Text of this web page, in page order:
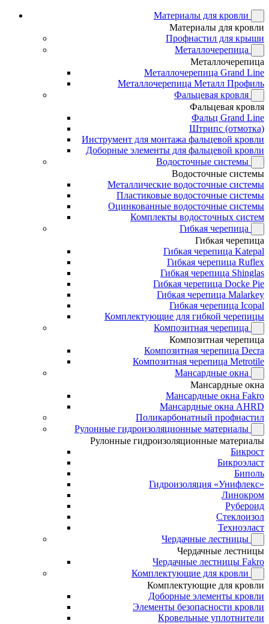
Материалы для кровли
Материалы для кровли
Профнастил для крыши
Металлочерепица
Металлочерепица
Металлочерепица Grand Line
Металлочерепица Металл Профиль
Фальцевая кровля
Фальцевая кровля
Фальц Grand Line
Штрипс (отмотка)
Инструмент для монтажа фальцевой кровли
Доборные элементы для фальцевой кровли
Водосточные системы
Водосточные системы
Металлические водосточные системы
Пластиковые водосточные системы
Оцинкованные водосточные системы
Комплекты водосточных систем
Гибкая черепица
Гибкая черепица
Гибкая черепица Katepal
Гибкая черепица Ruflex
Гибкая черепица Shinglas
Гибкая черепица Docke Pie
Гибкая черепица Malarkey
Гибкая черепица Icopal
Комплектующие для гибкой черепицы
Композитная черепица
Композитная черепица
Композитная черепица Decra
Композитная черепица Metrotile
Мансардные окна
Мансардные окна
Мансардные окна Fakro
Мансардные окна AHRD
Поликарбонатный профнастил
Рулонные гидроизоляционные материалы
Рулонные гидроизоляционные материалы
Бикрост
Бикроэласт
Биполь
Гидроизоляция «Унифлекс»
Линокром
Рубероид
Стеклоизол
Техноэласт
Чердачные лестницы
Чердачные лестницы
Чердачные лестницы Fakro
Комплектующие для кровли
Комплектующие для кровли
Доборные элементы кровли
Элементы безопасности кровли
Кровельные уплотнители